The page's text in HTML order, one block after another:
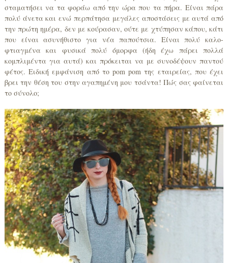
σταματήσει να τα φοράω από την ώρα που τα πήρα. Είναι πάρα
πολύ άνετα και ενώ περπάτησα μεγάλες αποστάσεις με αυτά από
την πρώτη ημέρα, δεν με κούρασαν, ούτε με χτύπησαν κάπου, κάτι
που είναι ασυνήθιστο για νέα παπούτσια. Είναι πολύ καλο-
φτιαγμένα και φυσικά πολύ όμορφα (ήδη έχω πάρει πολλά
κομπλιμέντα για αυτά) και πρόκειται να με συνοδέψουν παντού
φέτος. Ειδική εμφάνιση από το pom pom της εταιρείας, που έχει
βρει την θέση του στην αγαπημένη μου τσάντα! Πώς σας φαίνεται
το σύνολο;